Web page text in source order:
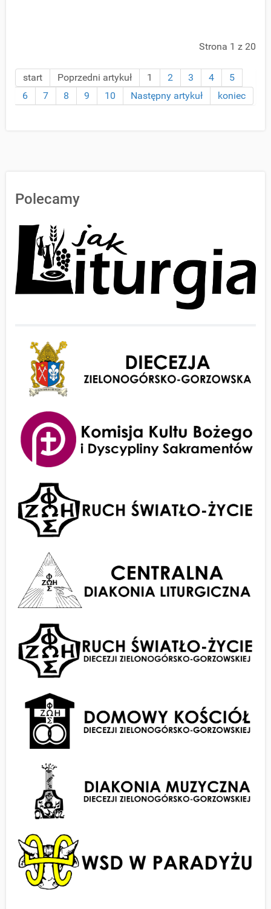
Strona 1 z 20
start Poprzedni artykuł 1 2 3 4
5
6
7 8 9 10 Następny artykuł koniec
Polecamy